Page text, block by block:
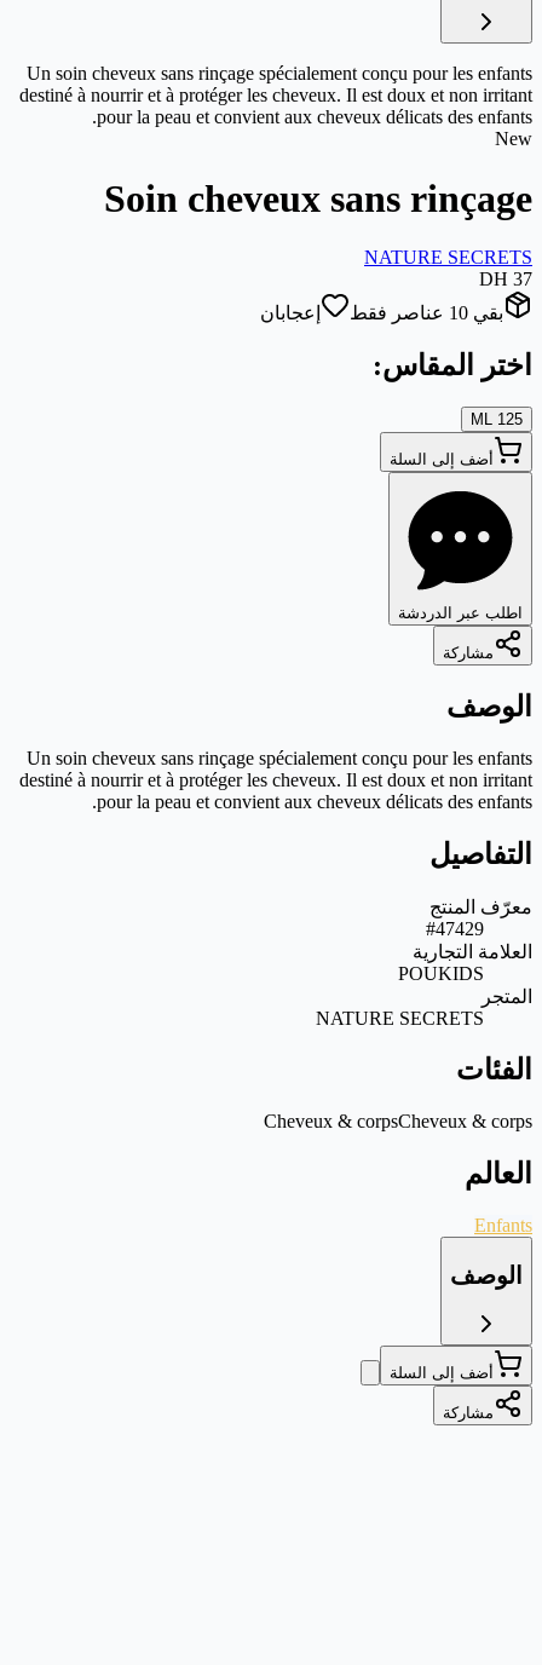
Un soin cheveux sans rinçage spécialement
destiné à nourrir et à protéger les cheveux. Il est
pour la peau et convient aux cheveux
Soin cheveux
إعجابان
:
Un soin cheveux sans rinçage spécialement
destiné à nourrir et à protéger les cheveux. Il est
pour la peau et convient aux cheveux
NATURE
Cheveux & corps